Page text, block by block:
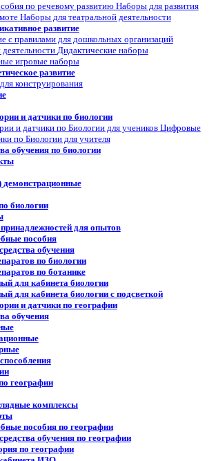
по речевому развитию Наборы для развития
Наборы для театральной деятельности
развитие
с правилами для дошкольных организаций
Дидактические наборы
игровые наборы
развитие
конструирования
и датчики по биологии
и датчики по Биологии для учеников Цифровые
по Биологии для учителя
обучения по биологии
биологии
для опытов
пособия
обучения
по биологии
по ботанике
для кабинета биологии
для кабинета биологии с подсветкой
и датчики по географии
обучения
географии
комплексы
пособия по географии
обучения по географии
по географии